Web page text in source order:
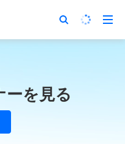
ーを見る